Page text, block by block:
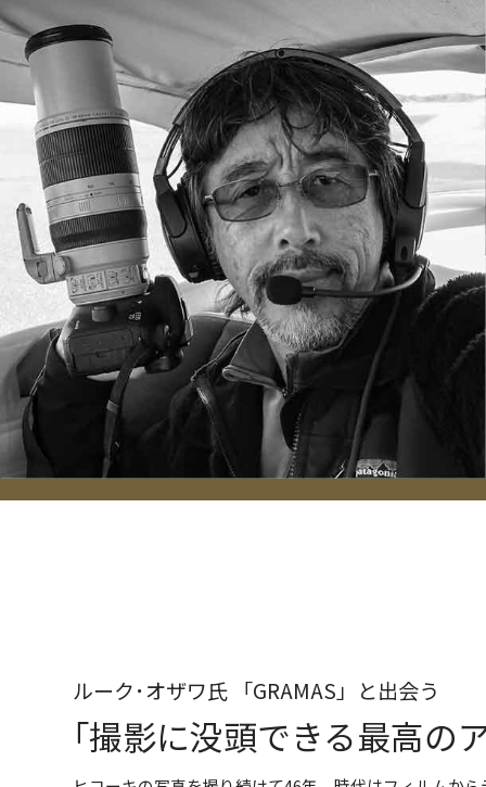
ルーク･オザワ氏 「GRAMAS」と出会う
｢撮影に没頭できる最高の